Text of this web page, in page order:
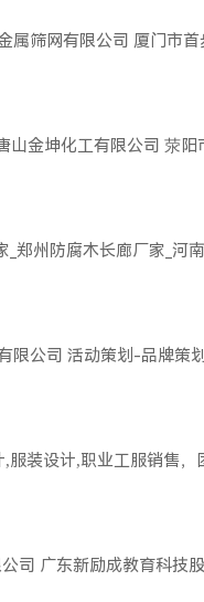
属筛网有限公司 厦门市首
金坤化工有限公司 荥阳
_郑州防腐木长廊厂家_河
限公司 活动策划-品牌策
装设计,职业工服销售
司 广东新励成教育科技